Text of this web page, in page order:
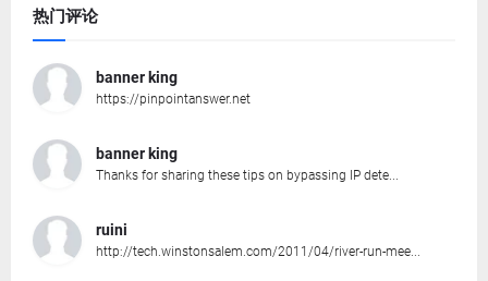
热门评论
banner king
https://pinpointanswer.net
banner king
Thanks for sharing these tips on bypassing IP dete...
ruini
http://tech.winstonsalem.com/2011/04/river-run-mee...